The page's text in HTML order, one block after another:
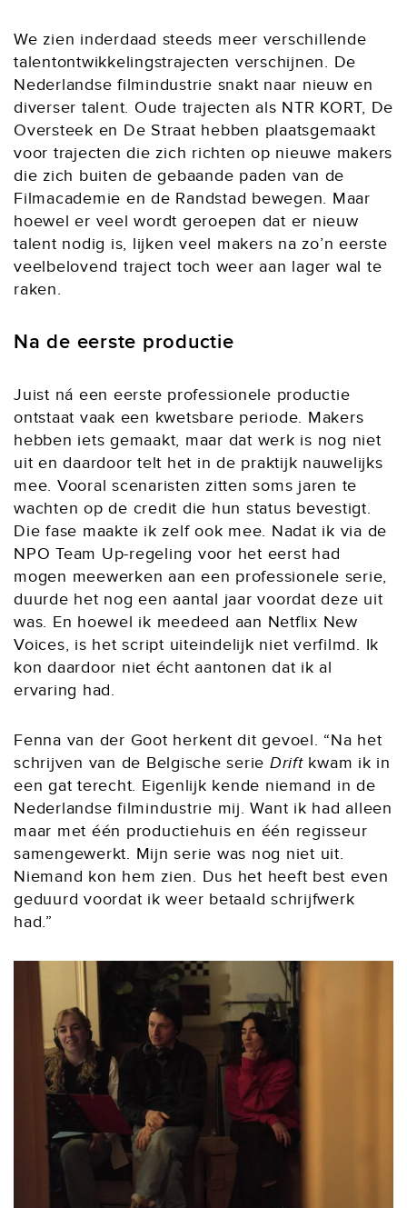
We zien inderdaad steeds meer verschillende
talentontwikkelingstrajecten verschijnen. De
Nederlandse filmindustrie snakt naar nieuw en
diverser talent. Oude trajecten als NTR KORT, De
Oversteek en De Straat hebben plaatsgemaakt
voor trajecten die zich richten op nieuwe makers
die zich buiten de gebaande paden van de
Filmacademie en de Randstad bewegen. Maar
hoewel er veel wordt geroepen dat er nieuw
talent nodig is, lijken veel makers na zo’n eerste
veelbelovend traject toch weer aan lager wal te
raken.
Na de eerste productie
Juist ná een eerste professionele productie
ontstaat vaak een kwetsbare periode. Makers
hebben iets gemaakt, maar dat werk is nog niet
uit en daardoor telt het in de praktijk nauwelijks
mee. Vooral scenaristen zitten soms jaren te
wachten op de credit die hun status bevestigt.
Die fase maakte ik zelf ook mee. Nadat ik via de
NPO Team Up-regeling voor het eerst had
mogen meewerken aan een professionele serie,
duurde het nog een aantal jaar voordat deze uit
was. En hoewel ik meedeed aan Netflix New
Voices, is het script uiteindelijk niet verfilmd. Ik
kon daardoor niet écht aantonen dat ik al
ervaring had.
Fenna van der Goot herkent dit gevoel. “Na het
schrijven van de Belgische serie Driftkwam ik in
een gat terecht. Eigenlijk kende niemand in de
Nederlandse filmindustrie mij. Want ik had alleen
maar met één productiehuis en één regisseur
samengewerkt. Mijn serie was nog niet uit.
Niemand kon hem zien. Dus het heeft best even
geduurd voordat ik weer betaald schrijfwerk
had.”